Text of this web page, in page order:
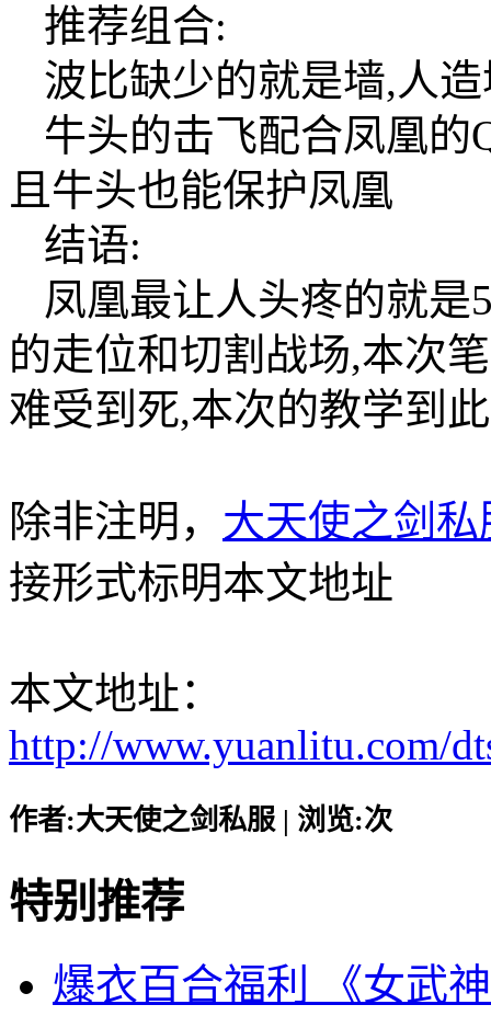
推荐组合:
波比缺少的就是墙,人
牛头的击飞配合凤凰的
且牛头也能保护凤凰
结语:
凤凰最让人头疼的就是
的走位和切割战场,本次
难受到死,本次的教学到
除非注明， 大天使之剑私
接形式标明本文地址
本文地址：
http://www.yuanlitu.com/
作者:大天使之剑私服 | 浏览:次
特别推荐
爆衣百合福利 《女武